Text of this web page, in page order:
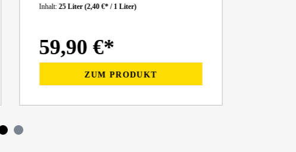
Inhalt:25 Liter(2,40 €* / 1 Liter)
59,90 €*
ZUM PRODUKT